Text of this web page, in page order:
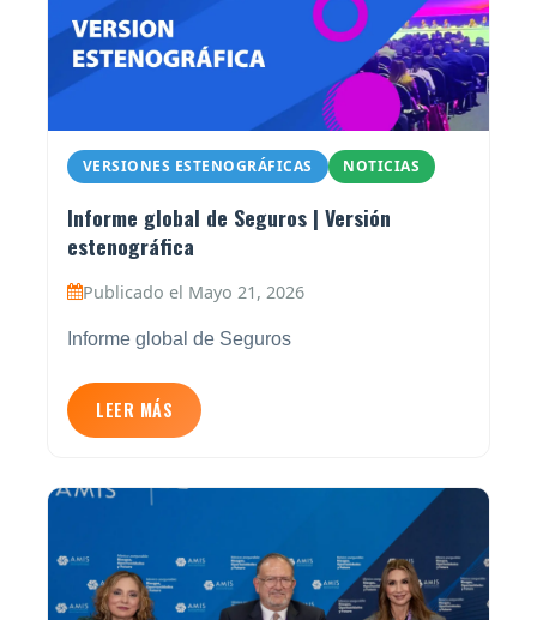
VERSIONES ESTENOGRÁFICAS NOTICIAS
Informe global de Seguros | Versión
estenográfica
Publicado el Mayo 21, 2026
Informe global de Seguros
LEER MÁS